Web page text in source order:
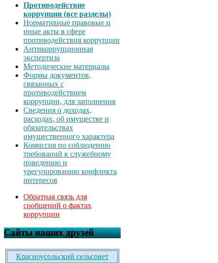
Противодействие
коррупции (все разделы)
Нормативные правовые и
иные акты в сфере
противодействия коррупции
Антикоррупционная
экспертиза
Методические материалы
Формы документов,
связанных с
противодействием
коррупции, для заполнения
Сведения о доходах,
расходах, об имуществе и
обязательствах
имущественного характера
Комиссия по соблюдению
требований к служебному
поведению и
урегулированию конфликта
интересов
Обратная связь для
сообщений о фактах
коррупции
Сайты наших друзей
Красноусольский сельсовет